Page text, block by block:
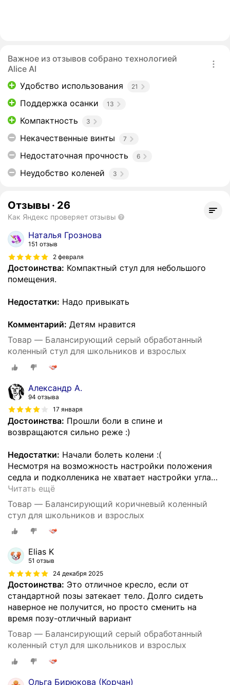
Важное из отзывов собрано технологией
Alice AI
Удобство использования
21
Поддержка осанки 13
Компактность 3
Некачественные винты 7
Недостаточная прочность 6
Неудобство коленей 3
Отзывы · 26
Как Яндекс проверяет отзывы
Наталья Грознова
151 отзыв
2 февраля
Достоинства: Компактный стул для небольшого
помещения.
Недостатки: Надо привыкать
Комментарий: Детям нравится
Товар — Балансирующий серый обработанный
коленный стул для школьников и взрослых
Александр А.
94 отзыва
17 января
Достоинства: Прошли боли в спине и
возвращаются сильно реже :)
Недостатки: Начали болеть колени :(
Несмотря на возможность настройки положения
седла и подколленика не хватает настройки угла…
Читать ещё
Товар — Балансирующий коричневый коленный
стул для школьников и взрослых
Elias K
51 отзыв
24 декабря 2025
Достоинства: Это отличное кресло, если от
стандартной позы затекает тело. Долго сидеть
наверное не получится, но просто сменить на
время позу-отличный вариант
Товар — Балансирующий серый обработанный
коленный стул для школьников и взрослых
Ольга Бирюкова (Корчан)